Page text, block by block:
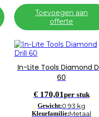
Toevoegen aan
offerte
In-Lite Tools Diamond
60
€170,01per stuk
Gewicht:0.93 kg
Kleurfamilie:Metaal